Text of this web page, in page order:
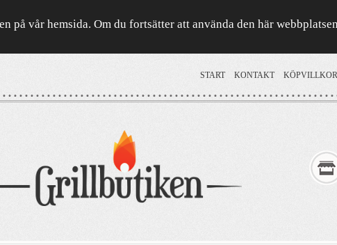
vår hemsida. Om du fortsätter att använda den här
START KONTAKT KÖPVILLKOR